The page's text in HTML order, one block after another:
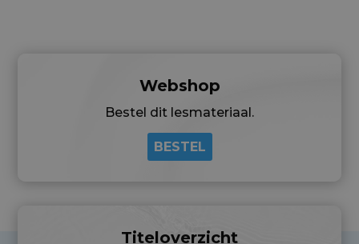
Webshop
Bestel dit lesmateriaal.
BESTEL
Titeloverzicht